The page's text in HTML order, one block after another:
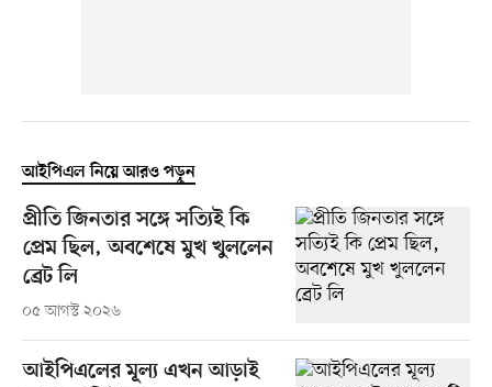
আইপিএল নিয়ে আরও পড়ুন
প্রীতি জিনতার সঙ্গে সত্যিই কি
প্রেম ছিল, অবশেষে মুখ খুললেন
ব্রেট লি
০৫ আগস্ট ২০২৬
আইপিএলের মূল্য এখন আড়াই